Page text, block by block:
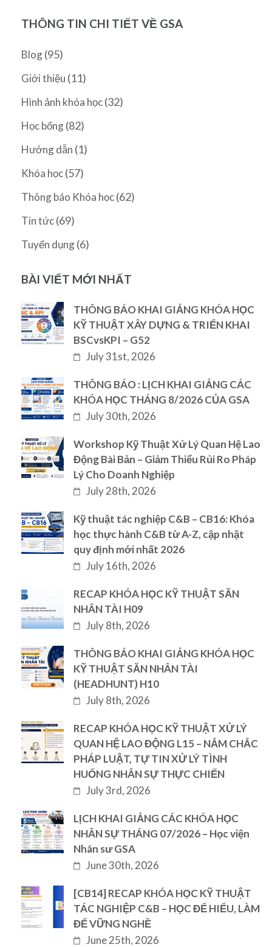
THÔNG TIN CHI TIẾT VỀ GSA
Blog(95)
Giới thiệu (11)
Hình ảnh khóa học(32)
Học bổng(82)
Hướng dẫn (1)
Khóa học(57)
Thông báo Khóa học(62)
Tin tức(69)
Tuyển dụng(6)
BÀI VIẾT MỚI NHẤT
THÔNG BÁO KHAI GIẢNG KHÓA HỌC
KỸ THUẬT XÂY DỰNG & TRIỂN KHAI
BSCvsKPI – G52
July 31st, 2026
THÔNG BÁO : LỊCH KHAI GIẢNG CÁC
KHÓA HỌC THÁNG 8/2026 CỦA GSA
July 30th, 2026
Workshop Kỹ Thuật Xử Lý Quan Hệ Lao
Động Bài Bản – Giảm Thiểu Rủi Ro Pháp
Lý Cho Doanh Nghiệp
July 28th, 2026
Kỹ thuật tác nghiệp C&B – CB16: Khóa
học thực hành C&B từ A-Z, cập nhật
quy định mới nhất 2026
July 16th, 2026
RECAP KHÓA HỌC KỸ THUẬT SĂN
NHÂN TÀI H09
July 8th, 2026
THÔNG BÁO KHAI GIẢNG KHÓA HỌC
KỸ THUẬT SĂN NHÂN TÀI
(HEADHUNT) H10
July 8th, 2026
RECAP KHÓA HỌC KỸ THUẬT XỬ LÝ
QUAN HỆ LAO ĐỘNG L15 – NẮM CHẮC
PHÁP LUẬT, TỰ TIN XỬ LÝ TÌNH
HUỐNG NHÂN SỰ THỰC CHIẾN
July 3rd, 2026
LỊCH KHAI GIẢNG CÁC KHÓA HỌC
NHÂN SỰ THÁNG 07/2026 – Học viện
Nhân sư GSA
June 30th, 2026
[CB14] RECAP KHÓA HỌC KỸ THUẬT
TÁC NGHIỆP C&B – HỌC ĐỂ HIỂU, LÀM
ĐỂ VỮNG NGHỀ
June 25th, 2026